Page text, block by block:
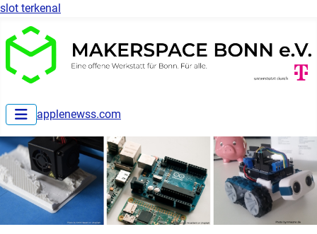
slot terkenal
applenewss.com